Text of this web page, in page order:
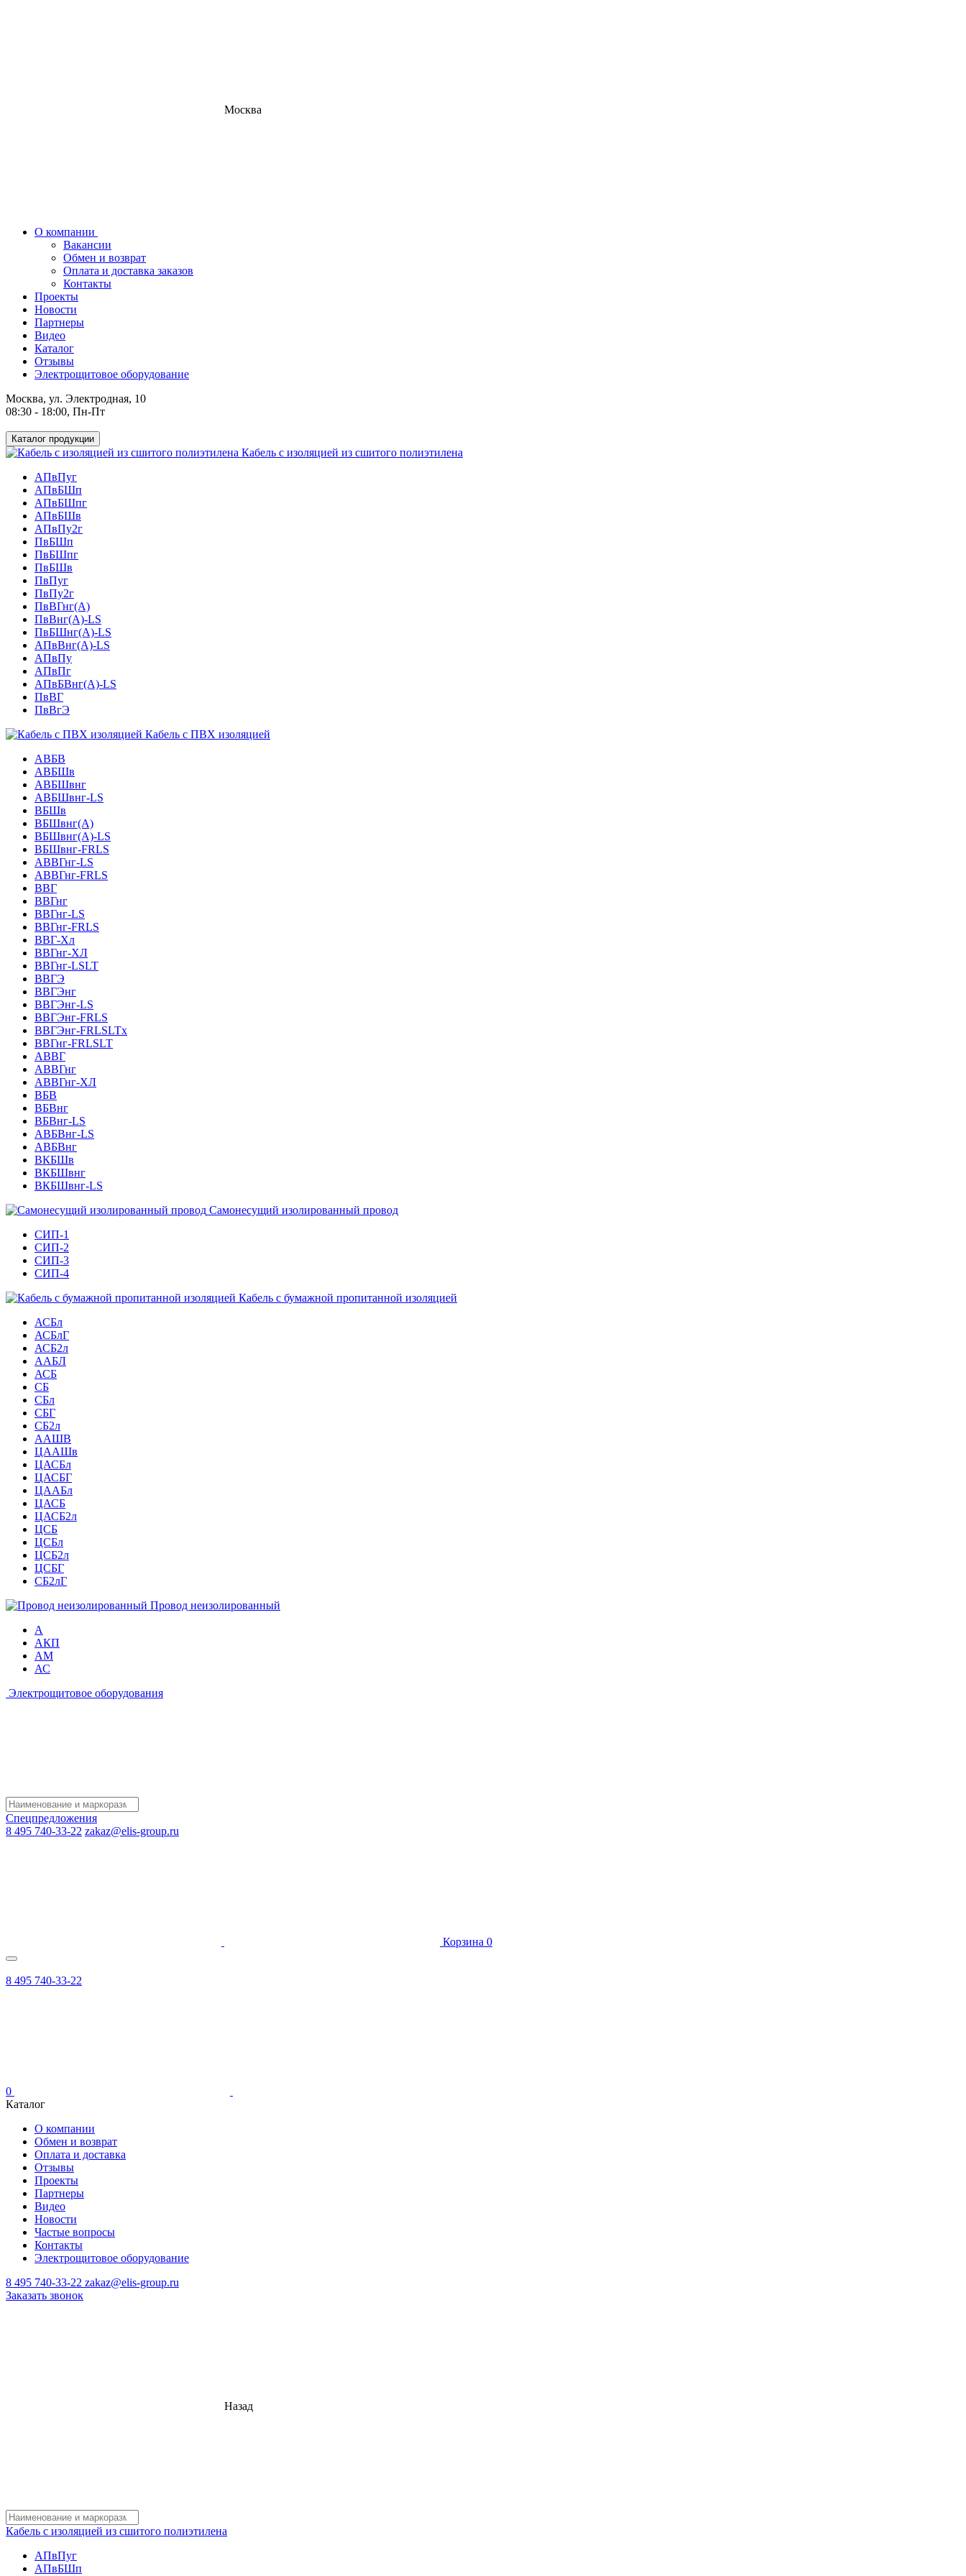
Москва
О компании
Вакансии
Обмен и возврат
Оплата и доставка заказов
Контакты
Проекты
Новости
Партнеры
Видео
Каталог
Отзывы
Электрощитовое оборудование
Москва, ул. Электродная, 10
08:30 - 18:00, Пн-Пт
Каталог продукции
Кабель с изоляцией из сшитого полиэтилена
АПвПуг
АПвБШп
АПвБШпг
АПвБШв
АПвПу2г
ПвБШп
ПвБШпг
ПвБШв
ПвПуг
ПвПу2г
ПвВГнг(А)
ПвВнг(А)-LS
ПвБШнг(А)-LS
АПвВнг(А)-LS
АПвПу
АПвПг
АПвБВнг(А)-LS
ПвВГ
ПвВгЭ
Кабель с ПВХ изоляцией
АВБВ
АВБШв
АВБШвнг
АВБШвнг-LS
ВБШв
ВБШвнг(A)
ВБШвнг(А)-LS
ВБШвнг-FRLS
АВВГнг-LS
АВВГнг-FRLS
ВВГ
ВВГнг
ВВГнг-LS
ВВГнг-FRLS
ВВГ-Хл
ВВГнг-ХЛ
ВВГнг-LSLT
ВВГЭ
ВВГЭнг
ВВГЭнг-LS
ВВГЭнг-FRLS
ВВГЭнг-FRLSLTх
ВВГнг-FRLSLT
АВВГ
АВВГнг
АВВГнг-ХЛ
ВБВ
ВБВнг
ВБВнг-LS
АВБВнг-LS
АВБВнг
ВКБШв
ВКБШвнг
ВКБШвнг-LS
Самонесущий изолированный провод
СИП-1
СИП-2
СИП-3
СИП-4
Кабель с бумажной пропитанной изоляцией
АСБл
АСБлГ
АСБ2л
ААБЛ
АСБ
СБ
СБл
СБГ
СБ2л
ААШВ
ЦААШв
ЦАСБл
ЦАСБГ
ЦААБл
ЦАСБ
ЦАСБ2л
ЦСБ
ЦСБл
ЦСБ2л
ЦСБГ
СБ2лГ
Провод неизолированный
А
АКП
АМ
АС
Электрощитовое оборудования
Спецпредложения
8 495 740-33-22 zakaz@elis-group.ru
Корзина 0
8 495 740-33-22
0
Каталог
О компании
Обмен и возврат
Оплата и доставка
Отзывы
Проекты
Партнеры
Видео
Новости
Частые вопросы
Контакты
Электрощитовое оборудование
8 495 740-33-22 zakaz@elis-group.ru
Заказать звонок
Назад
Кабель с изоляцией из сшитого полиэтилена
АПвПуг
АПвБШп